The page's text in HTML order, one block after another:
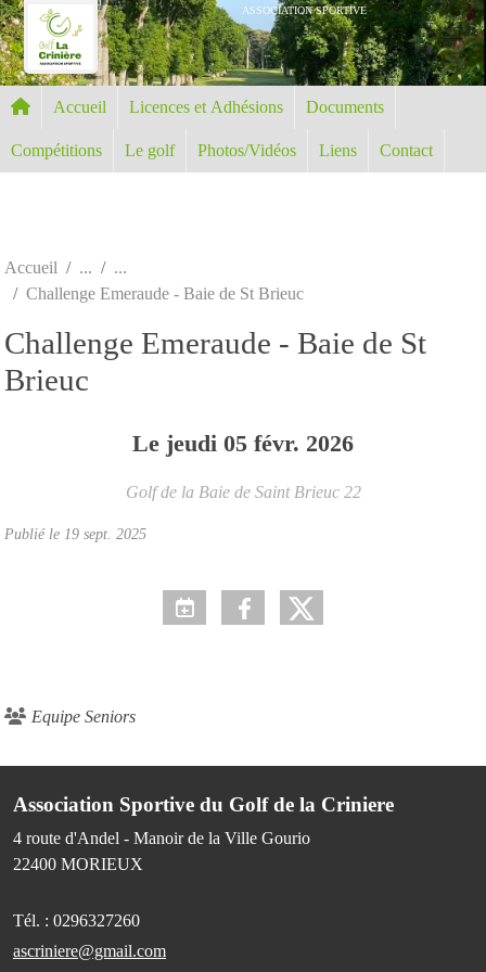
ASSOCIATION SPORTIVE
Accueil Licences et Adhésions Documents
Compétitions Le golf Photos/Vidéos Liens Contact
Accueil
Challenge Emeraude - Baie de St Brieuc
Challenge Emeraude - Baie de St
Brieuc
Le jeudi 05 févr. 2026
Golf de la Baie de Saint Brieuc 22
Publié le 19 sept. 2025
Equipe Seniors
Association Sportive du Golf de la Criniere
4 route d'Andel - Manoir de la Ville Gourio
22400 MORIEUX
Tél. : 0296327260
ascriniere@gmail.com
Panneau de gestion des cookies